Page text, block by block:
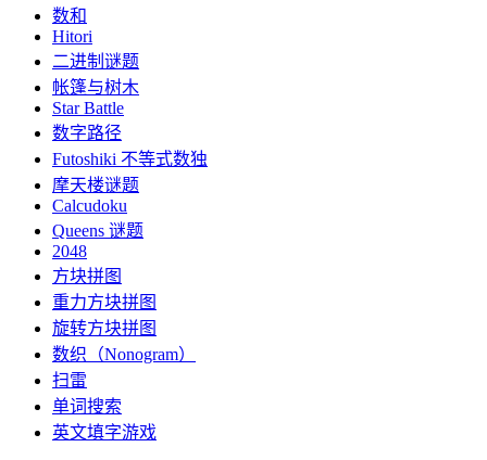
数和
Hitori
二进制谜题
帐篷与树木
Star Battle
数字路径
Futoshiki 不等式数独
摩天楼谜题
Calcudoku
Queens 谜题
2048
方块拼图
重力方块拼图
旋转方块拼图
数织（Nonogram）
扫雷
单词搜索
英文填字游戏